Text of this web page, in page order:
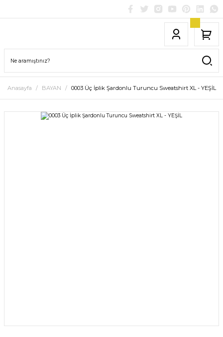
Anasayfa BAYAN 0003 Üç İplik Şardonlu Turuncu Sweatshirt XL - YEŞİL